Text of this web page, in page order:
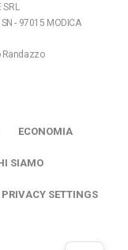
SRL
- 97015 MODICA
Randazzo
ECONOMIA
SIAMO
SETTINGS